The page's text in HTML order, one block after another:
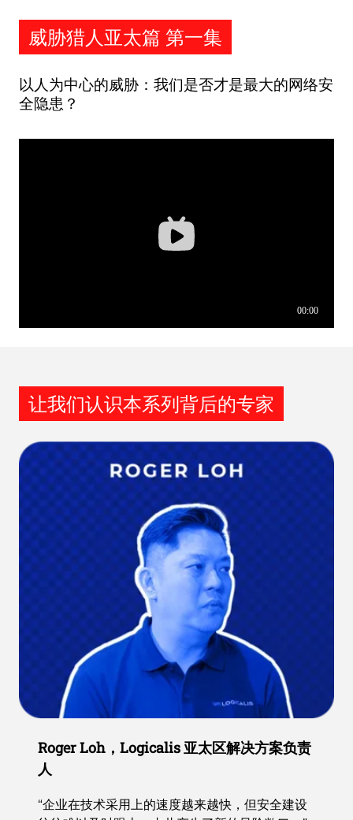
威胁猎人亚太篇 第一集
以人为中心的威胁：我们是否才是最大的网络安
全隐患？
让我们认识本系列背后的专家
Roger Loh，Logicalis 亚太区解决方案负责
人
“企业在技术采用上的速度越来越快，但安全建设